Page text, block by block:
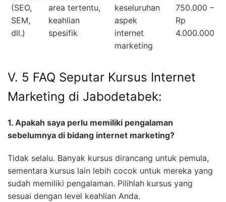
(SEO,
SEM,
dll.)
area tertentu,
keahlian
spesifik
keseluruhan
aspek
internet
marketing
750.000 –
Rp
4.000.000
V. 5 FAQ Seputar Kursus Internet
Marketing di Jabodetabek:
1. Apakah saya perlu memiliki pengalaman
sebelumnya di bidang internet marketing?
Tidak selalu. Banyak kursus dirancang untuk pemula,
sementara kursus lain lebih cocok untuk mereka yang
sudah memiliki pengalaman. Pilihlah kursus yang
sesuai dengan level keahlian Anda.